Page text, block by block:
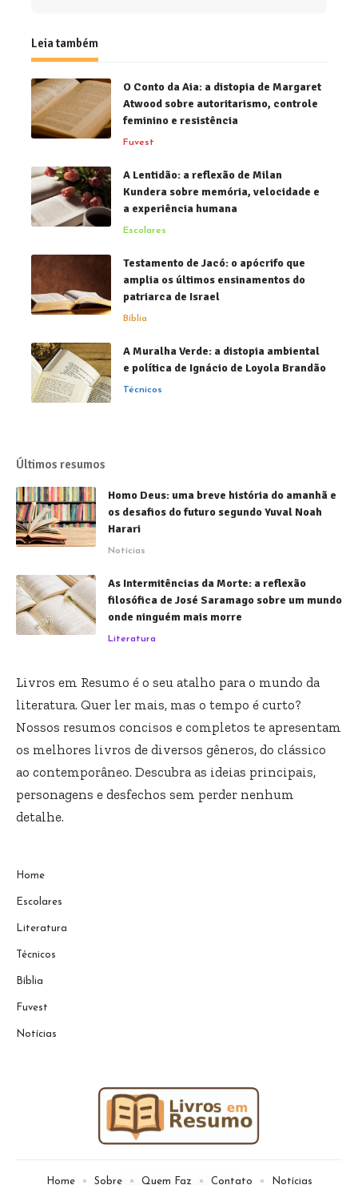
Leia também
O Conto da Aia: a distopia de Margaret
Atwood sobre autoritarismo, controle
feminino e resistência
Fuvest
A Lentidão: a reflexão de Milan
Kundera sobre memória, velocidade e
a experiência humana
Escolares
Testamento de Jacó: o apócrifo que
amplia os últimos ensinamentos do
patriarca de Israel
Bíblia
A Muralha Verde: a distopia ambiental
e política de Ignácio de Loyola Brandão
Técnicos
Últimos resumos
Homo Deus: uma breve história do amanhã e
os desafios do futuro segundo Yuval Noah
Harari
Notícias
As Intermitências da Morte: a reflexão
filosófica de José Saramago sobre um mundo
onde ninguém mais morre
Literatura
Livros em Resumo é o seu atalho para o mundo da
literatura. Quer ler mais, mas o tempo é curto?
Nossos resumos concisos e completos te apresentam
os melhores livros de diversos gêneros, do clássico
ao contemporâneo. Descubra as ideias principais,
personagens e desfechos sem perder nenhum
detalhe.
Home
Escolares
Literatura
Técnicos
Bíblia
Fuvest
Notícias
Home Sobre Quem Faz Contato Notícias